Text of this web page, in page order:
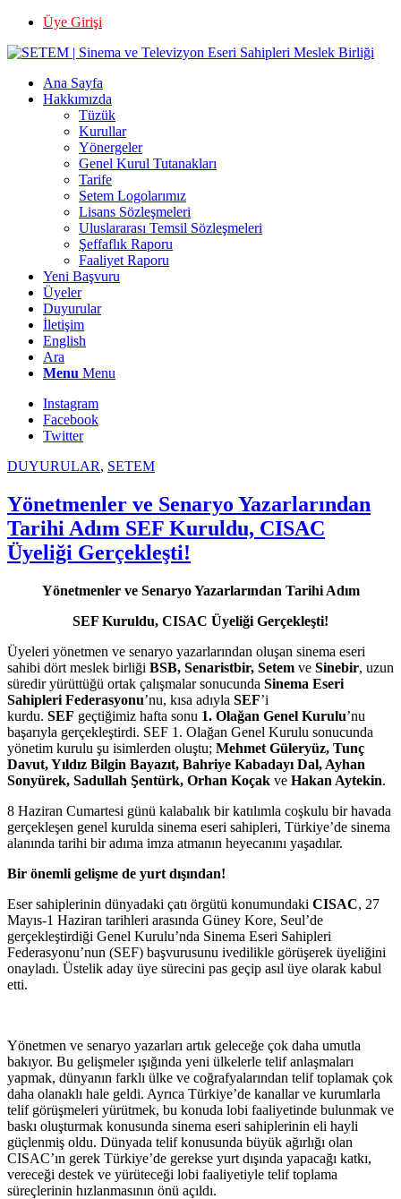
Üye Girişi
Ana Sayfa
Hakkımızda
Tüzük
Kurullar
Yönergeler
Genel Kurul Tutanakları
Tarife
Setem Logolarımız
Lisans Sözleşmeleri
Uluslararası Temsil Sözleşmeleri
Şeffaflık Raporu
Faaliyet Raporu
Yeni Başvuru
Üyeler
Duyurular
İletişim
English
Ara
Menu Menu
Instagram
Facebook
Twitter
DUYURULAR, SETEM
Yönetmenler ve Senaryo Yazarlarından
Tarihi Adım SEF Kuruldu, CISAC
Üyeliği Gerçekleşti!
Yönetmenler ve Senaryo Yazarlarından Tarihi Adım
SEF Kuruldu, CISAC Üyeliği Gerçekleşti!
Üyeleri yönetmen ve senaryo yazarlarından oluşan sinema eseri
sahibi dört meslek birliği BSB, Senaristbir, Setem ve Sinebir, uzun
süredir yürüttüğü ortak çalışmalar sonucunda Sinema Eseri
Sahipleri Federasyonu’nu, kısa adıyla SEF’i
kurdu. SEF geçtiğimiz hafta sonu 1. Olağan Genel Kurulu’nu
başarıyla gerçekleştirdi. SEF 1. Olağan Genel Kurulu sonucunda
yönetim kurulu şu isimlerden oluştu; Mehmet Güleryüz, Tunç
Davut, Yıldız Bilgin Bayazıt, Bahriye Kabadayı Dal, Ayhan
Sonyürek, Sadullah Şentürk, Orhan Koçak ve Hakan Aytekin.
8 Haziran Cumartesi günü kalabalık bir katılımla coşkulu bir havada
gerçekleşen genel kurulda sinema eseri sahipleri, Türkiye’de sinema
alanında tarihi bir adıma imza atmanın heyecanını yaşadılar.
Bir önemli gelişme de yurt dışından!
Eser sahiplerinin dünyadaki çatı örgütü konumundaki CISAC, 27
Mayıs-1 Haziran tarihleri arasında Güney Kore, Seul’de
gerçekleştirdiği Genel Kurulu’nda Sinema Eseri Sahipleri
Federasyonu’nun (SEF) başvurusunu ivedilikle görüşerek üyeliğini
onayladı. Üstelik aday üye sürecini pas geçip asıl üye olarak kabul
etti.
Yönetmen ve senaryo yazarları artık geleceğe çok daha umutla
bakıyor. Bu gelişmeler ışığında yeni ülkelerle telif anlaşmaları
yapmak, dünyanın farklı ülke ve coğrafyalarından telif toplamak çok
daha olanaklı hale geldi. Ayrıca Türkiye’de kanallar ve kurumlarla
telif görüşmeleri yürütmek, bu konuda lobi faaliyetinde bulunmak ve
baskı oluşturmak konusunda sinema eseri sahiplerinin eli hayli
güçlenmiş oldu. Dünyada telif konusunda büyük ağırlığı olan
CISAC’ın gerek Türkiye’de gerekse yurt dışında yapacağı katkı,
vereceği destek ve yürüteceği lobi faaliyetiyle telif toplama
süreçlerinin hızlanmasının önü açıldı.